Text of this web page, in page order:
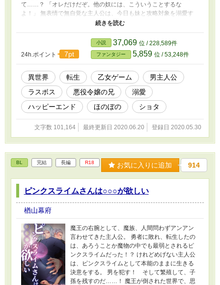
て……？ 「オレだけだぞ。他の奴には、こういうことするな
よ！」 無表情で無自覚な主人公は、今日も妹と攻略対象を溺愛す
る。 ――待っていろ。 今にわたしが、真の恐怖というものを教え
ァスは翻弄されていく。 萌え死と戦いながら、ルーファスは闇を
乗り越えられるのか！？ ヒロインは登場しません。
24h.ポイント
7pt
小説 37,069 位 / 228,589件
ファンタジー 5,859 位 / 53,248件
異世界 転生 乙女ゲーム
男主人公
ラスボス
悪役令嬢の兄
溺愛
ハッピーエンド
ほのぼの ショタ
文字数 101,164 最終更新日 2020.06.20 登録日 2020.05.30
BL 完結 長編 R18 お気に入りに追加 914
ピンクスライムさんは○○○が欲しい
楢山幕府
魔王の右腕として、魔族、人間問わずアンアン
言わせてきた主人公。 勇者に敗れ、転生したの
は、あろうことか魔物の中でも最弱とされるピ
ンクスライムだった！？ けれどめげない主人公
は、ピンクスライムとして本能のままに生きる
決意をする。 男を犯す！ そして繁殖して、子
孫を残すのだ……！ 魔王が倒された世界で、思